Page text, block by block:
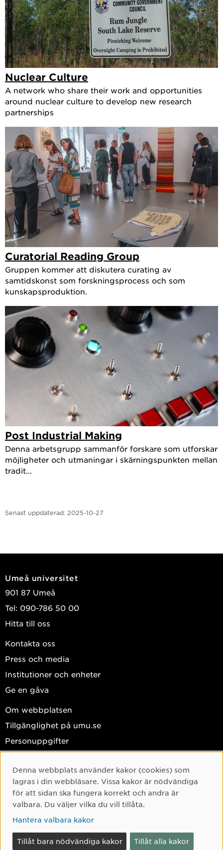
Nuclear Culture
A network who share their work and opportunities
around nuclear culture to develop new research
partnerships
Curatorial Reading Group
Gruppen kommer att diskutera curating av
samtidskonst som forskningsprocess och som
kunskapsproduktion.
Post Industrial Making
Denna arbetsgrupp sammanför forskare som utforskar
möjligheter och utmaningar i skärningspunkten mellan
tradit...
Senast uppdaterad: 2025-10-27
Umeå universitet
901 87 Umeå
Tel: 090-786 50 00
Hitta till oss
Kontakta oss
Press och media
Institutioner och enheter
Ge en gåva
Om webbplatsen
Tillgänglighet på umu.se
Personuppgifter
Facebook
Instagram
TikTok
Youtube
LinkedIn
Cookie-samtycke
Denna webbplats använder kakor (cookies) som
lagras i din webbläsare. Vissa kakor är nödvändiga
för att sidan ska fungera korrekt och andra är
valbara. Du väljer vilka du vill tillåta.
Hantera valbara kakor
Tillåt bara nödvändiga kakor Tillåt alla kakor